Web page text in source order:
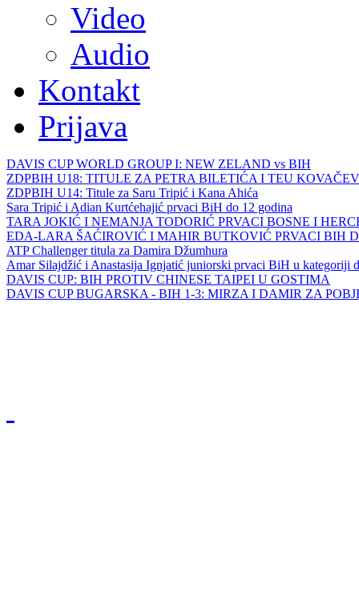
Video
Audio
Kontakt
Prijava
DAVIS CUP WORLD GROUP I: NEW ZELAND vs BIH
ZDPBIH U18: TITULE ZA PETRA BILETIĆA I TEU
ZDPBIH U14: Titule za Saru Tripić i Kana Ahića
Sara Tripić i Adian Kurtćehajić prvaci BiH do 12 godina
TARA JOKIĆ I NEMANJA TODORIĆ PRVACI BOSNE I
EDA-LARA ŠAĆIROVIĆ I MAHIR BUTKOVIĆ PRVACI BIH
ATP Challenger titula za Damira Džumhura
Amar Silajdžić i Anastasija Ignjatić juniorski prvaci BiH u kategoriji
DAVIS CUP: BIH PROTIV CHINESE TAIPEI U GOSTIMA
DAVIS CUP BUGARSKA - BIH 1-3: MIRZA I DAMIR ZA